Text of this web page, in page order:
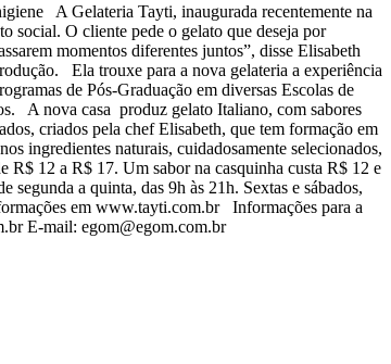
A Gelateria Tayti, inaugurada recentemente na
social. O cliente pede o gelato que deseja por
momentos diferentes juntos”, disse Elisabeth
Ela trouxe para a nova gelateria a experiência
de Pós-Graduação em diversas Escolas de
A nova casa produz gelato Italiano, com sabores
criados pela chef Elisabeth, que tem formação em
ingredientes naturais, cuidadosamente selecionados,
R$ 12 a R$ 17. Um sabor na casquinha custa R$ 12 e
a quinta, das 9h às 21h. Sextas e sábados,
em www.tayti.com.br Informações para a
E-mail: egom@egom.com.br